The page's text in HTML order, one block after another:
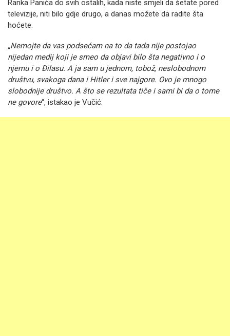
Ranka Panića do svih ostalih, kada niste smjeli da šetate pored
televizije, niti bilo gdje drugo, a danas možete da radite šta
hoćete.
„Nemojte da vas podsećam na to da tada nije postojao
nijedan medij koji je smeo da objavi bilo šta negativno i o
njemu i o Đilasu. A ja sam u jednom, tobož, neslobodnom
društvu, svakoga dana i Hitler i sve najgore. Ovo je mnogo
slobodnije društvo. A što se rezultata tiče i sami bi da o tome
ne govore“, istakao je Vučić.